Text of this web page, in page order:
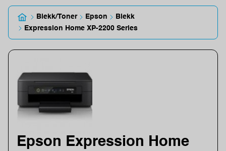
Blekk/Toner Epson
Blekk
Expression Home XP-2200 Series
Epson Expression Home